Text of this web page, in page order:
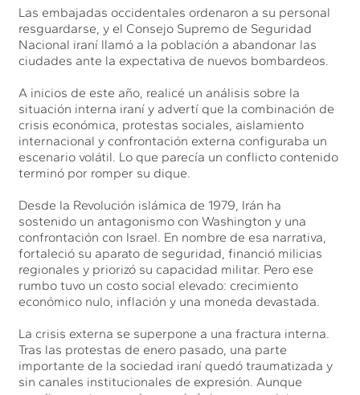
Las embajadas occidentales ordenaron a su personal
resguardarse, y el Consejo Supremo de Seguridad
Nacional iraní llamó a la población a abandonar las
ciudades ante la expectativa de nuevos bombardeos.
A inicios de este año, realicé un análisis sobre la
situación interna iraní y advertí que la combinación de
crisis económica, protestas sociales, aislamiento
internacional y confrontación externa configuraba un
escenario volátil. Lo que parecía un conflicto contenido
terminó por romper su dique.
Desde la Revolución islámica de 1979, Irán ha
sostenido un antagonismo con Washington y una
confrontación con Israel. En nombre de esa narrativa,
fortaleció su aparato de seguridad, financió milicias
regionales y priorizó su capacidad militar. Pero ese
rumbo tuvo un costo social elevado: crecimiento
económico nulo, inflación y una moneda devastada.
La crisis externa se superpone a una fractura interna.
Tras las protestas de enero pasado, una parte
importante de la sociedad iraní quedó traumatizada y
sin canales institucionales de expresión. Aunque